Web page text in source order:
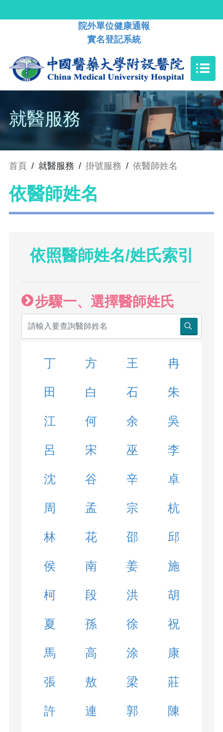
院外單位健康通報
實名登記系統
就醫服務
首頁 / 就醫服務 / 掛號服務 / 依醫師姓名
依醫師姓名
依照醫師姓名/姓氏索引
步驟一、選擇醫師姓氏
丁 方 王 冉
田 白 石 朱
江 何 余 吳
呂 宋 巫 李
沈 谷 辛 卓
周 孟 宗 杭
林 花 邵 邱
侯 南 姜 施
柯 段 洪 胡
夏 孫 徐 祝
馬 高 涂 康
張 敖 梁 莊
許 連 郭 陳